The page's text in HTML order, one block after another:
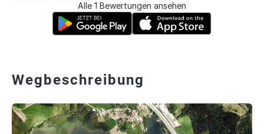
Alle 1 Bewertungen ansehen
Wegbeschreibung